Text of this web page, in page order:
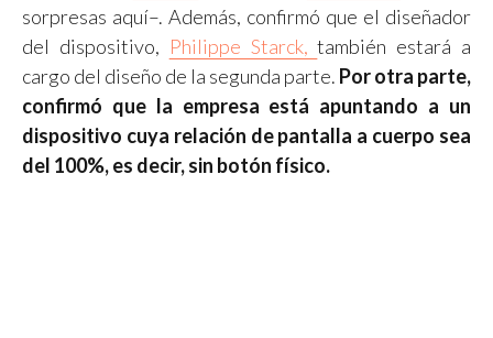
sorpresas aquí–. Además, confirmó que el diseñador
del dispositivo, Philippe Starck,también estará a
cargo del diseño de la segunda parte. Por otra parte,
confirmó que la empresa está apuntando a un
dispositivo cuya relación de pantalla a cuerpo sea
del 100%, es decir, sin botón físico.